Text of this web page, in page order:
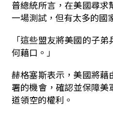
普總統所言，在美國尋
一場測試，但有太多的國
「這些盟友將美國的子
何藉口。」
赫格塞斯表示，美國將藉
署的機會，確認並保障
道領空的權利。